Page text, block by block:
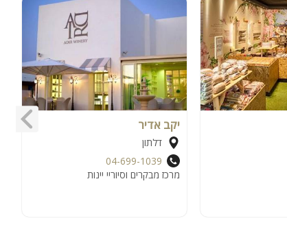
יקב אדיר
דלתון
04-699-1039
מרכז מבקרים וסיוריי יינות